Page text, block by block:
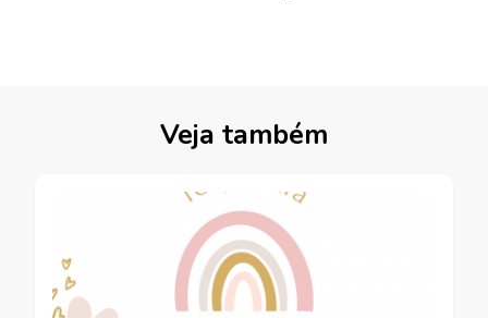
Veja também